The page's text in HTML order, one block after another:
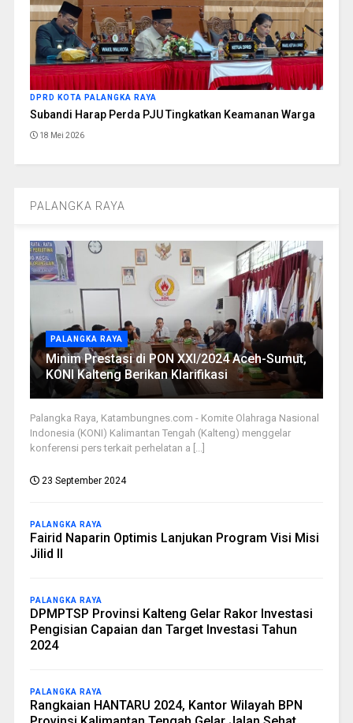
DPRD KOTA PALANGKA RAYA
Subandi Harap Perda PJU Tingkatkan Keamanan Warga
18 Mei 2026
PALANGKA RAYA
PALANGKA RAYA
Minim Prestasi di PON XXI/2024 Aceh-Sumut,
KONI Kalteng Berikan Klarifikasi
Palangka Raya, Katambungnes.com - Komite Olahraga Nasional
Indonesia (KONI) Kalimantan Tengah (Kalteng) menggelar
konferensi pers terkait perhelatan a [...]
23 September 2024
PALANGKA RAYA
Fairid Naparin Optimis Lanjukan Program Visi Misi
Jilid II
PALANGKA RAYA
DPMPTSP Provinsi Kalteng Gelar Rakor Investasi
Pengisian Capaian dan Target Investasi Tahun
2024
PALANGKA RAYA
Rangkaian HANTARU 2024, Kantor Wilayah BPN